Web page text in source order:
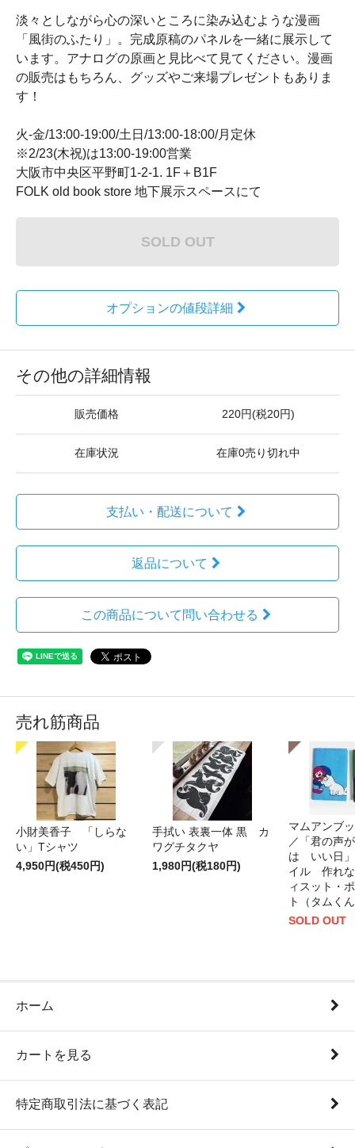
淡々としながら心の深いところに染み込むような漫画
「風街のふたり」。完成原稿のパネルを一緒に展示して
います。アナログの原画と見比べて見てください。漫画
の販売はもちろん、グッズやご来場プレゼントもありま
す！
火-金/13:00-19:00/土日/13:00-18:00/月定休
※2/23(木祝)は13:00-19:00営業
大阪市中央区平野町1-2-1. 1F＋B1F
FOLK old book store 地下展示スペースにて
SOLD OUT
オプションの値段詳細
その他の詳細情報
販売価格 220円(税20円)
在庫状況 在庫0売り切れ中
支払い・配送について
返品について
この商品について問い合わせる
売れ筋商品
小財美香子 「しらな
い」Tシャツ
4,950円(税450円)
手拭い 表裏一体 黒 カ
ワグチタクヤ
1,980円(税180円)
マムアンブ
／「君の声
は いい日」
イル 作れ
ィスット・
ト（タムく
SOLD OUT
ホーム
カートを見る
特定商取引法に基づく表記